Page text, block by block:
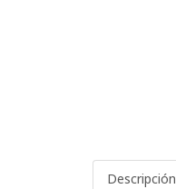
Descripción